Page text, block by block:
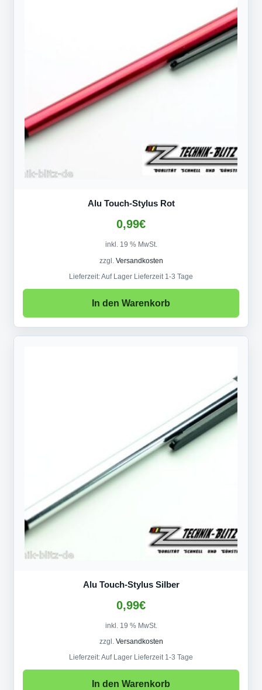
Alu Touch-Stylus Rot
0,99€
inkl. 19 % MwSt.
zzgl. Versandkosten
Lieferzeit:Auf Lager Lieferzeit 1-3 Tage
In den Warenkorb
Alu Touch-Stylus Silber
0,99€
inkl. 19 % MwSt.
zzgl. Versandkosten
Lieferzeit:Auf Lager Lieferzeit 1-3 Tage
In den Warenkorb